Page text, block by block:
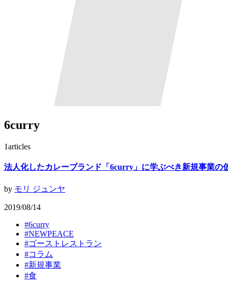
6curry
1articles
法人化したカレーブランド「6curry」に学ぶべき新規事業の
by モリ ジュンヤ
2019/08/14
#6curry
#NEWPEACE
#ゴーストレストラン
#コラム
#新規事業
#食